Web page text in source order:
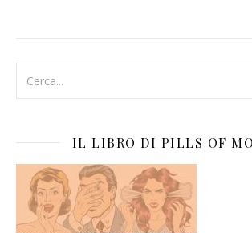
IL LIBRO DI PILLS OF